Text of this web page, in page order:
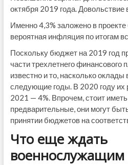
октября 2019 года. Довольствие
Именно 4,3% заложено в
вероятная инфляция по итогам
Поскольку бюджет на 2019 год
части трехлетнего финансового
известно и то, насколько
следующие годы. В 2020 году их
2021 — 4%. Впрочем, стоит
предварительные, они могут
принятии бюджетов на
Что еще ждать
военнослужащим